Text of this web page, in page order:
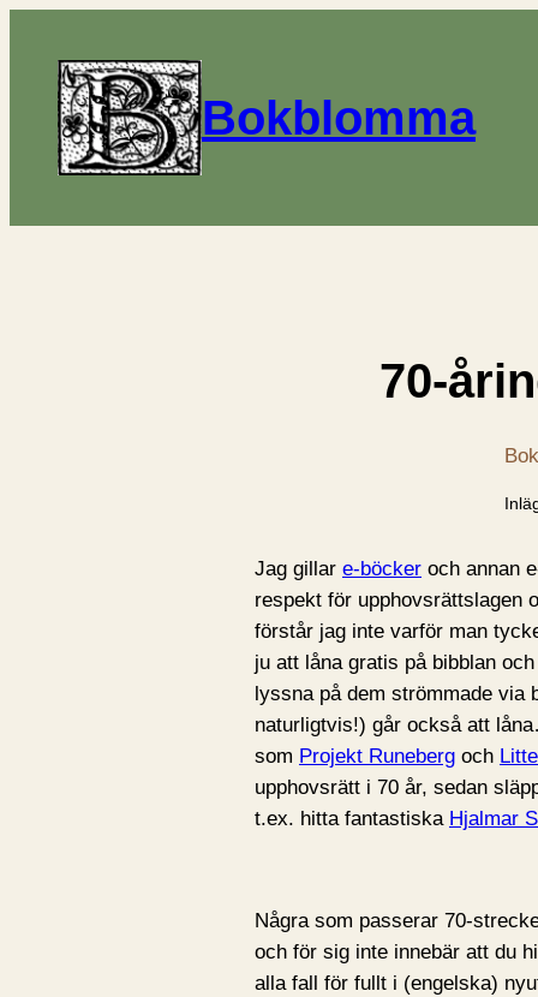
Bokblomma
70-
Jag gillar e-böcker och annan
respekt för upphovsrättslagen
förstår jag inte varför man
ju att låna gratis på bibblan
lyssna på dem strömmade via
naturligtvis!) går också att
som Projekt Runeberg och
upphovsrätt i 70 år, sedan
t.ex. hitta fantastiska Hjalmar
Några som passerar 70-
och för sig inte innebär att du
alla fall för fullt i (engelska)